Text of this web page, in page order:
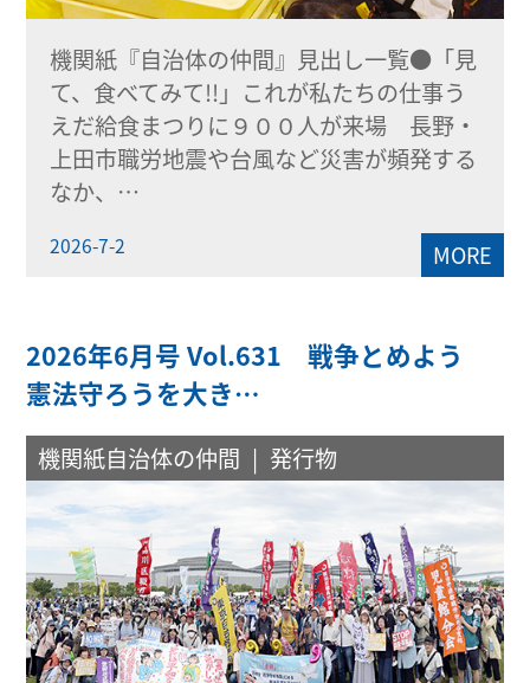
機関紙『自治体の仲間』見出し一覧●「見
て、食べてみて!!」これが私たちの仕事う
えだ給食まつりに９００人が来場 長野・
上田市職労地震や台風など災害が頻発する
なか、…
2026-7-2 MORE
2026年6月号 Vol.631 戦争とめよう
憲法守ろうを大き…
機関紙自治体の仲間 発行物